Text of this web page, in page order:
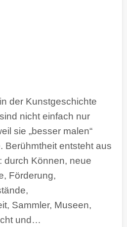
der Kunstgeschichte
nicht einfach nur
sie „besser malen“
Berühmtheit entsteht aus
durch Können, neue
Förderung,
Sammler, Museen,
und…